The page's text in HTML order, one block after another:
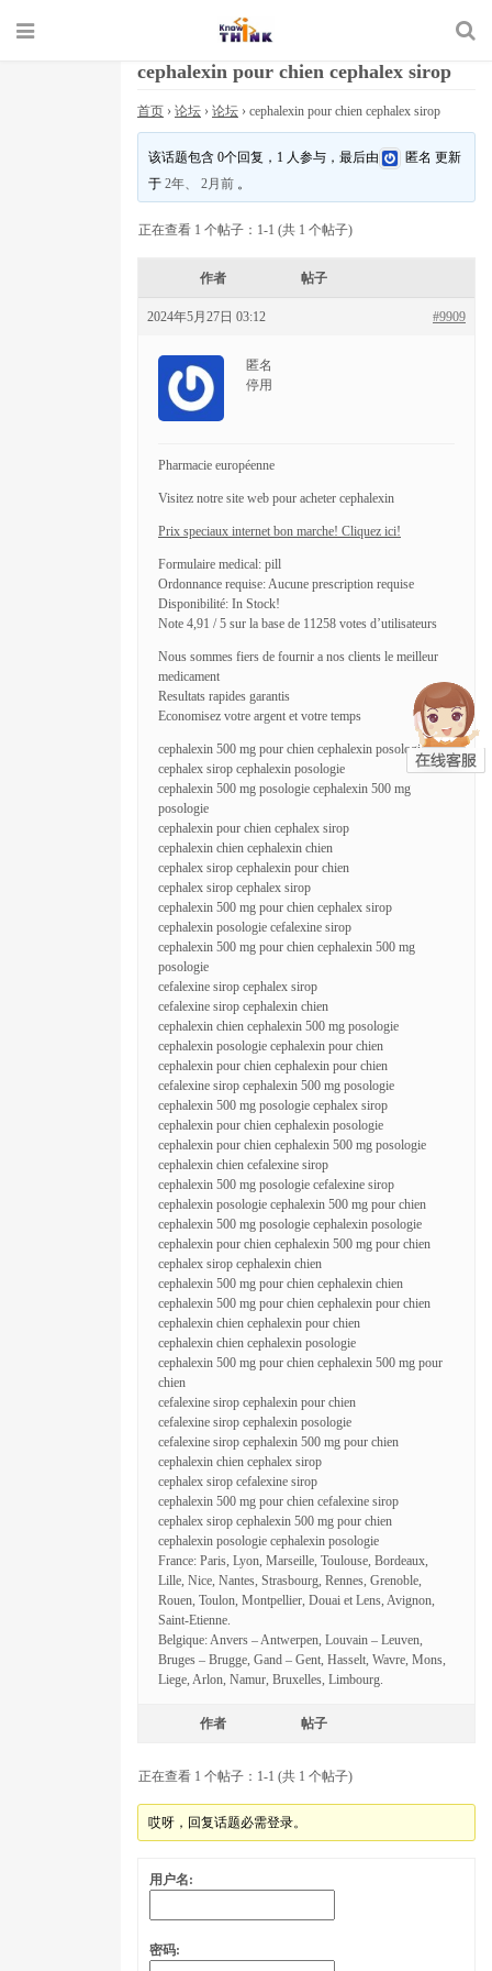
cephalexin pour chien cephalex sirop
首页 › 论坛 › 论坛 › cephalexin pour chien cephalex sirop
该话题包含 0个回复，1 人参与，最后由 匿名 更新
于2年、 2月前 。
正在查看 1 个帖子：1-1 (共 1 个帖子)
作者 帖子
2024年5月27日 03:12 #9909
匿名
停用
Pharmacie européenne
Visitez notre site web pour acheter cephalexin
Prix speciaux internet bon marche! Cliquez ici!
Formulaire medical: pill
Ordonnance requise: Aucune prescription requise
Disponibilité: In Stock!
Note 4,91 / 5 sur la base de 11258 votes d’utilisateurs
Nous sommes fiers de fournir a nos clients le meilleur
medicament
Resultats rapides garantis
Economisez votre argent et votre temps
cephalexin 500 mg pour chien cephalexin posologie
cephalex sirop cephalexin posologie
cephalexin 500 mg posologie cephalexin 500 mg
posologie
cephalexin pour chien cephalex sirop
cephalexin chien cephalexin chien
cephalex sirop cephalexin pour chien
cephalex sirop cephalex sirop
cephalexin 500 mg pour chien cephalex sirop
cephalexin posologie cefalexine sirop
cephalexin 500 mg pour chien cephalexin 500 mg
posologie
cefalexine sirop cephalex sirop
cefalexine sirop cephalexin chien
cephalexin chien cephalexin 500 mg posologie
cephalexin posologie cephalexin pour chien
cephalexin pour chien cephalexin pour chien
cefalexine sirop cephalexin 500 mg posologie
cephalexin 500 mg posologie cephalex sirop
cephalexin pour chien cephalexin posologie
cephalexin pour chien cephalexin 500 mg posologie
cephalexin chien cefalexine sirop
cephalexin 500 mg posologie cefalexine sirop
cephalexin posologie cephalexin 500 mg pour chien
cephalexin 500 mg posologie cephalexin posologie
cephalexin pour chien cephalexin 500 mg pour chien
cephalex sirop cephalexin chien
cephalexin 500 mg pour chien cephalexin chien
cephalexin 500 mg pour chien cephalexin pour chien
cephalexin chien cephalexin pour chien
cephalexin chien cephalexin posologie
cephalexin 500 mg pour chien cephalexin 500 mg pour
chien
cefalexine sirop cephalexin pour chien
cefalexine sirop cephalexin posologie
cefalexine sirop cephalexin 500 mg pour chien
cephalexin chien cephalex sirop
cephalex sirop cefalexine sirop
cephalexin 500 mg pour chien cefalexine sirop
cephalex sirop cephalexin 500 mg pour chien
cephalexin posologie cephalexin posologie
France: Paris, Lyon, Marseille, Toulouse, Bordeaux,
Lille, Nice, Nantes, Strasbourg, Rennes, Grenoble,
Rouen, Toulon, Montpellier, Douai et Lens, Avignon,
Saint-Etienne.
Belgique: Anvers – Antwerpen, Louvain – Leuven,
Bruges – Brugge, Gand – Gent, Hasselt, Wavre, Mons,
Liege, Arlon, Namur, Bruxelles, Limbourg.
作者 帖子
正在查看 1 个帖子：1-1 (共 1 个帖子)
哎呀，回复话题必需登录。
用户名:
密码: